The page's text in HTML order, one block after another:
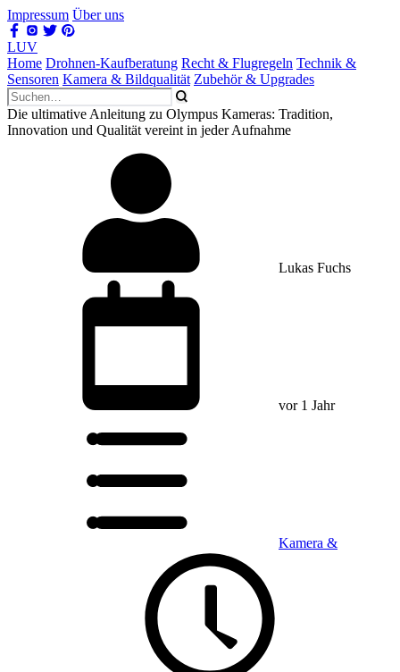
Impressum Über uns
LUV
Home Drohnen-Kaufberatung Recht & Flugregeln Technik &
Sensoren Kamera & Bildqualität Zubehör & Upgrades
Die ultimative Anleitung zu Olympus Kameras: Tradition,
Innovation und Qualität vereint in jeder Aufnahme
Lukas Fuchs
vor 1 Jahr
Kamera &